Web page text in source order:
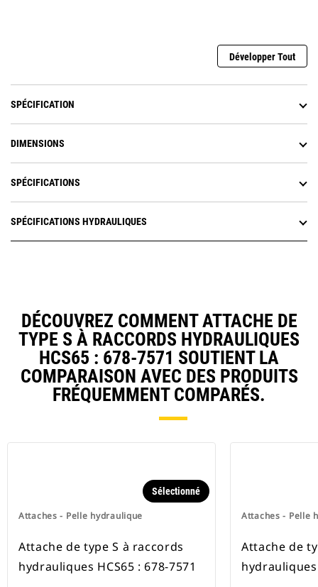
Développer Tout
SPÉCIFICATION
DIMENSIONS
SPÉCIFICATIONS
SPÉCIFICATIONS HYDRAULIQUES
DÉCOUVREZ COMMENT ATTACHE DE
TYPE S À RACCORDS HYDRAULIQUES
HCS65 : 678-7571 SOUTIENT LA
COMPARAISON AVEC DES PRODUITS
FRÉQUEMMENT COMPARÉS.
Attaches - Pelle hydraulique
Sélectionné
Attache de type S à raccords
hydrauliques HCS65 : 678-7571
Attaches - Pelle
Attache de
hydrauliques